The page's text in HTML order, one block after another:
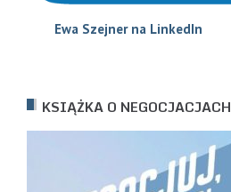
Ewa Szejner na LinkedIn
KSIĄŻKA O NEGOCJACJACH